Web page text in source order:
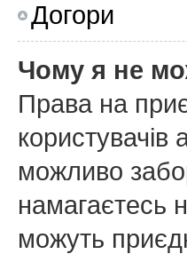
Догори
Чому я не
Права на
можливо
намагаєтесь
можуть